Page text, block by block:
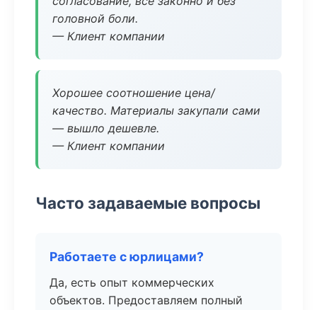
головной боли.
— Клиент компании
Хорошее соотношение цена/
качество. Материалы закупали сами
— вышло дешевле.
— Клиент компании
Часто задаваемые вопросы
Работаете с юрлицами?
Да, есть опыт коммерческих
объектов. Предоставляем полный